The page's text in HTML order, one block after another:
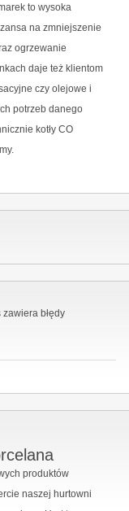
to wysoka
na zmniejszenie
ogrzewanie
daje też klientom
czy olejowe i
potrzeb danego
kotły CO
zawiera błędy
produktów
naszej hurtowni